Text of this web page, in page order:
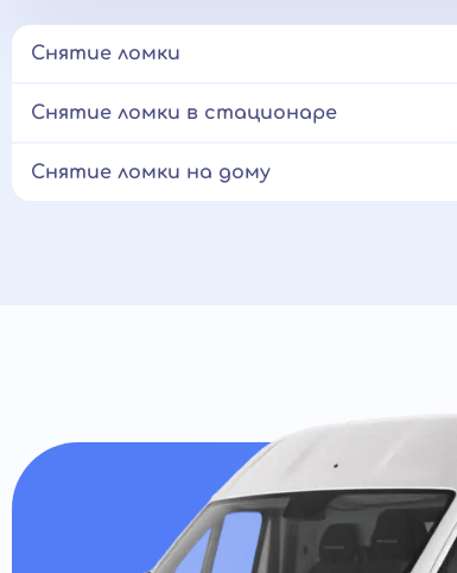
Снятие ломки
Снятие ломки в стационаре
Снятие ломки на дому